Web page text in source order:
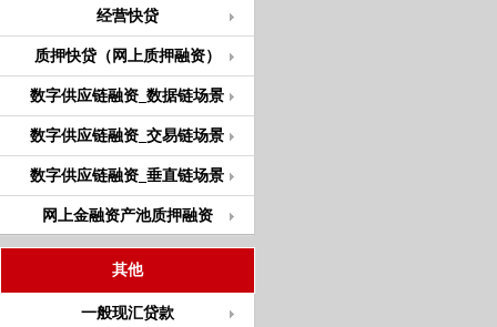
经营快贷
质押快贷（网上质押融资）
数字供应链融资_数据链场景
数字供应链融资_交易链场景
数字供应链融资_垂直链场景
网上金融资产池质押融资
其他
一般现汇贷款